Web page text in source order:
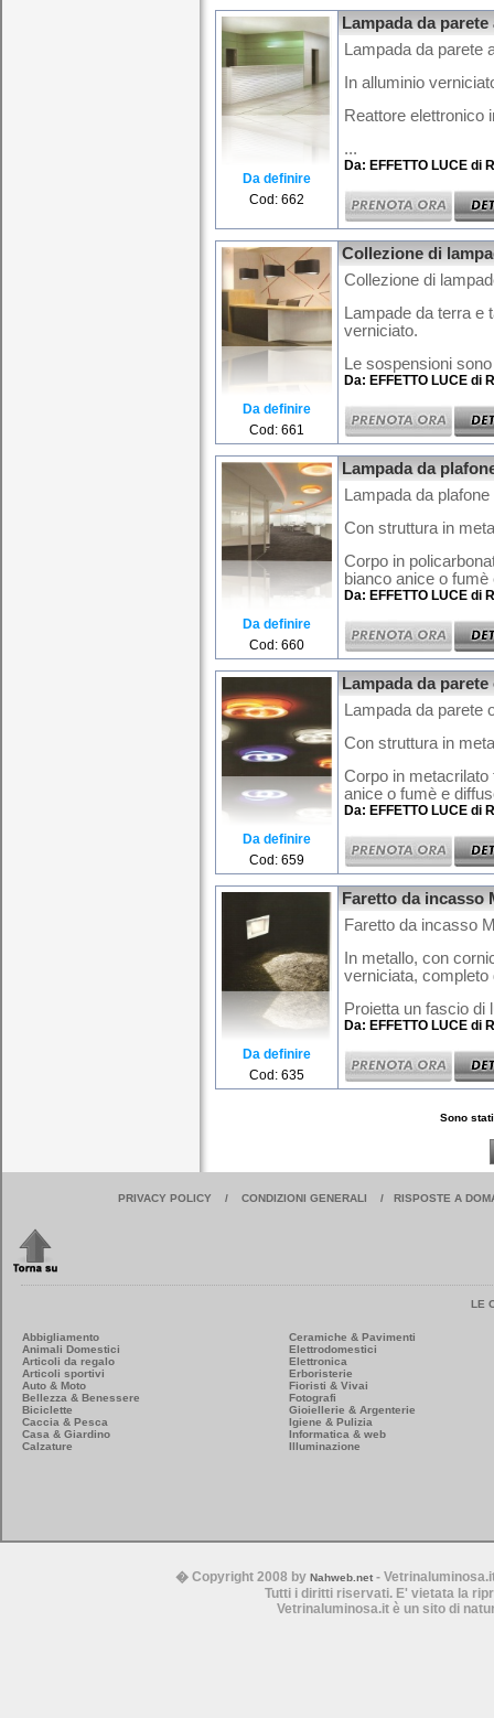
Da definire
Cod: 662
Lampada da
Lampada da parete
In alluminio
Reattore elettronico
...
Da: EFFETTO LUCE di
Da definire
Cod: 661
Collezione di
Collezione di
Lampade da terra
verniciato.
Le sospensioni
Da: EFFETTO LUCE di
Da definire
Cod: 660
Lampada da
Lampada da
Con struttura in
Corpo in
bianco anice o fumè
Da: EFFETTO LUCE di
Da definire
Cod: 659
Lampada da
Lampada da parete
Con struttura in
Corpo in
anice o fumè e
Da: EFFETTO LUCE di
Da definire
Cod: 635
Faretto da incasso
Faretto da incasso
In metallo, con
verniciata, completo
Proietta un fascio di
Da: EFFETTO LUCE di
Sono
PRIVACY POLICY / CONDIZIONI GENERALI / RISPOSTE A
LE
Abbigliamento
Animali Domestici
Articoli da regalo
Articoli sportivi
Auto & Moto
Bellezza & Benessere
Biciclette
Caccia & Pesca
Casa & Giardino
Calzature
Ceramiche & Pavimenti
Elettrodomestici
Elettronica
Erboristerie
Fioristi & Vivai
Fotografi
Gioiellerie & Argenterie
Igiene & Pulizia
Informatica & web
Illuminazione
� Copyright 2008 by Nahweb.net-
Tutti i diritti riservati. E' vietata la
Vetrinaluminosa.it è un sito di